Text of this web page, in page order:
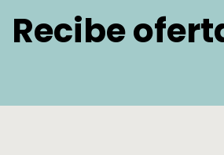
Recibe